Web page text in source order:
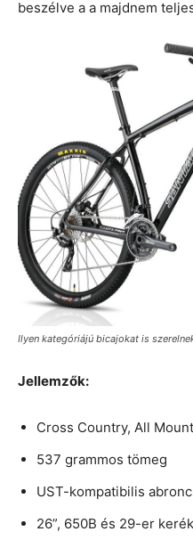
beszélve a a majdnem
Ilyen kategóriájú bicajokat is
Jellemzők:
Cross Country, All
537 grammos tömeg
UST-kompatibilis
26”, 650B és 29-er